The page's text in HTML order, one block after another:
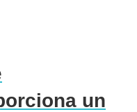
un